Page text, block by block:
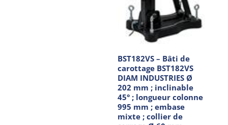
BST182VS – Bâti de
carottage BST182VS
DIAM INDUSTRIES Ø
202 mm ; inclinable
45° ; longueur colonne
995 mm ; embase
mixte ; collier de